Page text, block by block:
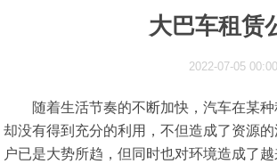
大巴车租赁
2022-07-05
随着生活节奏的不断加快，汽车在某种
却没有得到充分的利用，不但造成了资源
户已是大势所趋，但同时也对环境造成了